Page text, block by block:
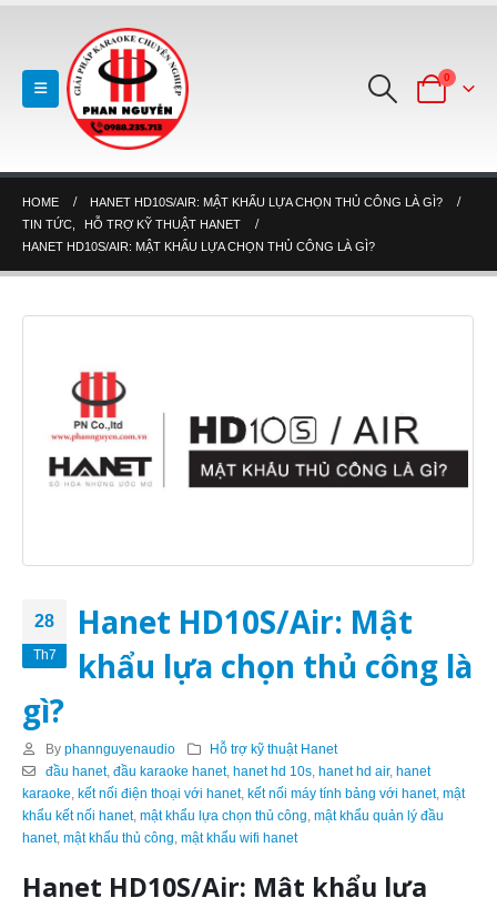
0
HOME
HANET HD10S/AIR: MẬT KHẨU LỰA CHỌN THỦ CÔNG LÀ GÌ?
TIN TỨC
HỖ TRỢ KỸ THUẬT HANET
HANET HD10S/AIR: MẬT KHẨU LỰA CHỌN THỦ CÔNG LÀ GÌ?
28
Th7
Hanet HD10S/Air: Mật
khẩu lựa chọn thủ công là
gì?
By phannguyenaudio
Hỗ trợ kỹ thuật Hanet
đầu hanet, đầu karaoke hanet, hanet hd 10s, hanet hd air, hanet
karaoke kết nối điện thoại với hanet, kết nối máy tính bảng với hanet, mật
khẩu kết nối hanet, mật khẩu lựa chọn thủ công mật khẩu quản lý đầu
hanet, mật khẩu thủ công mật khẩu wifi hanet
Hanet HD10S/Air: Mật khẩu lựa